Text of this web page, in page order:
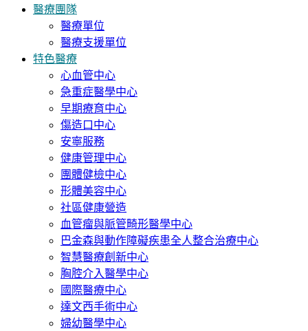
醫療團隊
醫療單位
醫療支援單位
特色醫療
心血管中心
急重症醫學中心
早期療育中心
傷造口中心
安寧服務
健康管理中心
團體健檢中心
形體美容中心
社區健康營造
血管瘤與脈管畸形醫學中心
巴金森與動作障礙疾患全人整合治療中心
智慧醫療創新中心
胸腔介入醫學中心
國際醫療中心
達文西手術中心
婦幼醫學中心